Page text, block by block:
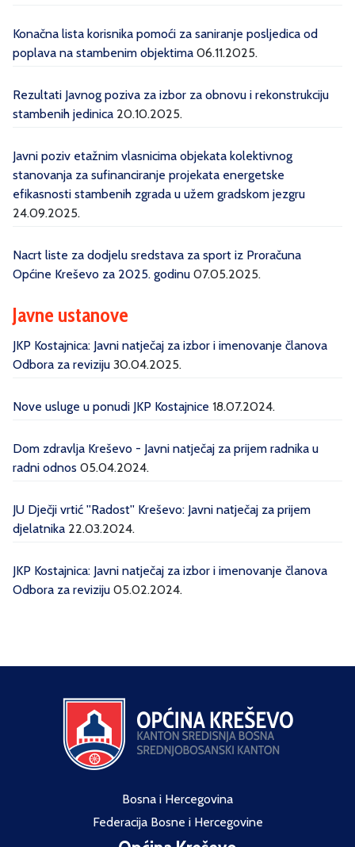
Konačna lista korisnika pomoći za saniranje posljedica od
poplava na stambenim objektima 06.11.2025.
Rezultati Javnog poziva za izbor za obnovu i rekonstrukciju
stambenih jedinica 20.10.2025.
Javni poziv etažnim vlasnicima objekata kolektivnog
stanovanja za sufinanciranje projekata energetske
efikasnosti stambenih zgrada u užem gradskom jezgru
24.09.2025.
Nacrt liste za dodjelu sredstava za sport iz Proračuna
Općine Kreševo za 2025. godinu 07.05.2025.
Javne ustanove
JKP Kostajnica: Javni natječaj za izbor i imenovanje članova
Odbora za reviziju 30.04.2025.
Nove usluge u ponudi JKP Kostajnice 18.07.2024.
Dom zdravlja Kreševo - Javni natječaj za prijem radnika u
radni odnos 05.04.2024.
JU Dječji vrtić ''Radost'' Kreševo: Javni natječaj za prijem
djelatnika 22.03.2024.
JKP Kostajnica: Javni natječaj za izbor i imenovanje članova
Odbora za reviziju 05.02.2024.
Bosna i Hercegovina
Federacija Bosne i Hercegovine